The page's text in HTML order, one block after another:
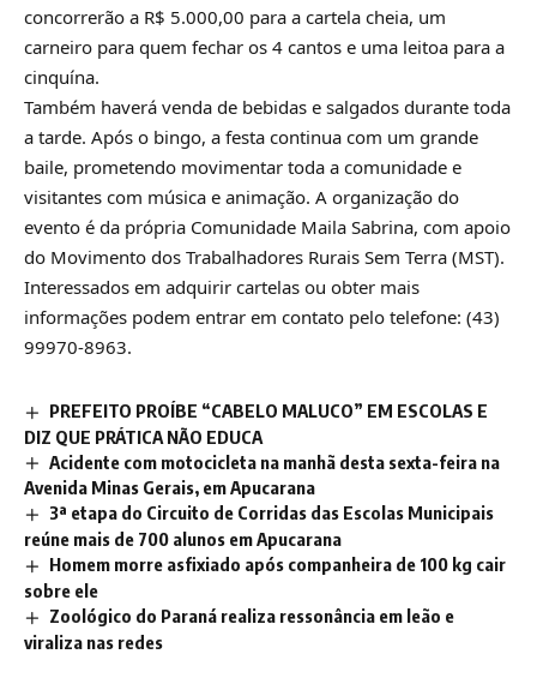
concorrerão a R$ 5.000,00 para a cartela cheia, um
carneiro para quem fechar os 4 cantos e uma leitoa para a
cinquína.
Também haverá venda de bebidas e salgados durante toda
a tarde. Após o bingo, a festa continua com um grande
baile, prometendo movimentar toda a comunidade e
visitantes com música e animação. A organização do
evento é da própria Comunidade Maila Sabrina, com apoio
do Movimento dos Trabalhadores Rurais Sem Terra (MST).
Interessados em adquirir cartelas ou obter mais
informações podem entrar em contato pelo telefone: (43)
99970-8963.
PREFEITO PROÍBE “CABELO MALUCO” EM ESCOLAS E
DIZ QUE PRÁTICA NÃO EDUCA
Acidente com motocicleta na manhã desta sexta-feira na
Avenida Minas Gerais, em Apucarana
3ª etapa do Circuito de Corridas das Escolas Municipais
reúne mais de 700 alunos em Apucarana
Homem morre asfixiado após companheira de 100 kg cair
sobre ele
Zoológico do Paraná realiza ressonância em leão e
viraliza nas redes